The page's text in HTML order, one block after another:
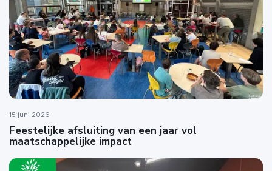
15 juni 2026
Feestelijke afsluiting van een jaar vol
maatschappelijke impact